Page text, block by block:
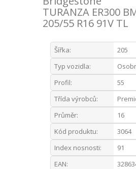
TURANZA ER300
205/55 R16 91V TL
Šířka:
205
Typ vozidla:
Profil:
55
Třída výrobců:
Průměr:
16
Kód produktu:
3064
Index nosnosti:
91
EAN: